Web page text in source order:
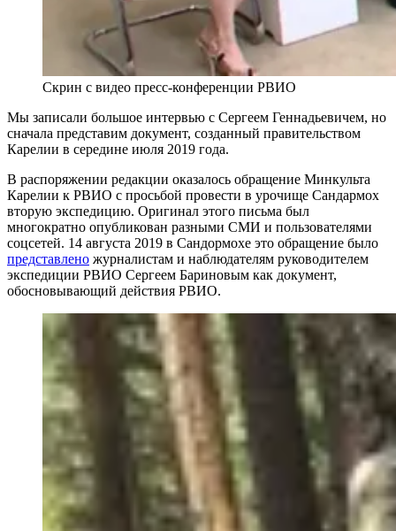
Скрин с видео пресс-конференции РВИО
Мы записали большое интервью с Сергеем Геннадьевичем, но
сначала представим документ, созданный правительством
Карелии в середине июля 2019 года.
В распоряжении редакции оказалось обращение Минкульта
Карелии к РВИО с просьбой провести в урочище Сандармох
вторую экспедицию. Оригинал этого письма был
многократно опубликован разными СМИ и пользователями
соцсетей. 14 августа 2019 в Сандормохе это обращение было
представлено журналистам и наблюдателям руководителем
экспедиции РВИО Сергеем Бариновым как документ,
обосновывающий действия РВИО.